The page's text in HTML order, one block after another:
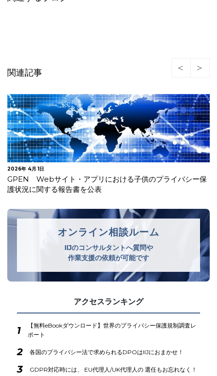
関連記事
2026年 3月 3日
中国 インターネット空間における取締りを強化
オンライン相談ルーム
IIJのコンサルタントへ質問や
作業支援の依頼が可能です
アクセスランキング
1
【無料eBookダウンロード】世界のプライバシー保護規制調査レ
ポート
2 各国のプライバシー法で求められるDPOはIIJにおまかせ！
3 GDPR対応時には、 EU代理人/UK代理人の 選任もお忘れなく！